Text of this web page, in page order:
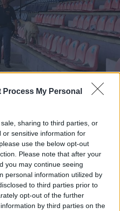
Process My Personal
sharing to third parties, or
or sensitive information for
use the below opt-out
Please note that after your
you may continue seeing
personal information utilized by
to third parties prior to
opt-out of the further
by third parties on the
all’insegna
le Forze
impegnato dietro le quinte